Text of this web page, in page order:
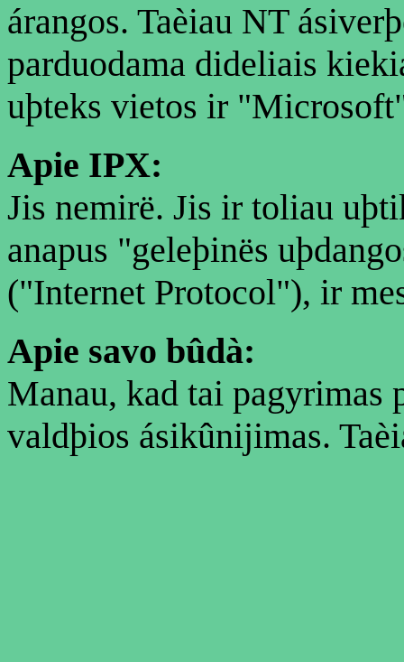
árangos. Taèiau NT
parduodama dideliais
uþteks vietos ir
Apie IPX:
Jis nemirë. Jis ir toliau
anapus "geleþinës
("Internet Protocol"), ir
Apie savo bûdà:
Manau, kad tai
valdþios ásikûnijimas.